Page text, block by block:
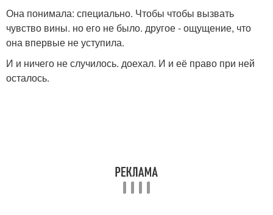
Она понимала: специально. Чтобы чтобы вызвать
чувство вины. но его не было. другое - ощущение, что
она впервые не уступила.
И и ничего не случилось. доехал. И и её право при ней
осталось.